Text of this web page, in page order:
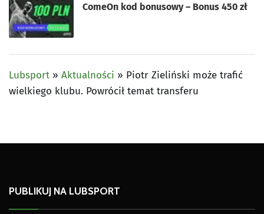
ComeOn kod bonusowy – Bonus 450 zł
Lubsport » Aktualności » Piotr Zieliński może trafić
wielkiego klubu. Powrócił temat transferu
PUBLIKUJ NA LUBSPORT